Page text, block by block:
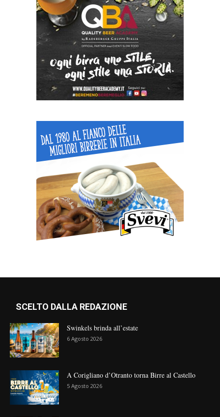
SCELTO DALLA REDAZIONE
Swinkels brinda all’estate
6 Agosto 2026
A Corigliano d’Otranto torna Birre al Castello
5 Agosto 2026